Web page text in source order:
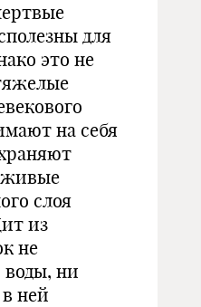
для
это не
на себя
слоя
из
не
воды, ни
ней